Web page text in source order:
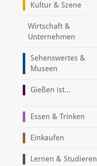
Kultur & Szene
Wirtschaft &
Unternehmen
Sehenswertes &
Museen
Gießen ist...
Essen & Trinken
Einkaufen
Lernen & Studieren